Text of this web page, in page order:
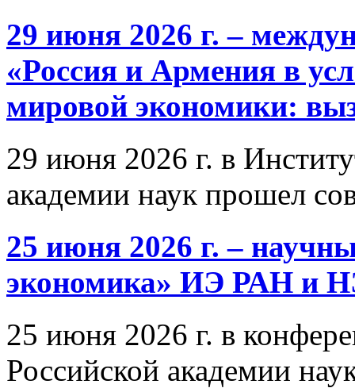
29 июня 2026 г. –
«Россия и Армения в
мировой экономики:
29 июня 2026 г. в
академии наук прошел
25 июня 2026 г. –
экономика» ИЭ РАН и
25 июня 2026 г. в
Российской академии